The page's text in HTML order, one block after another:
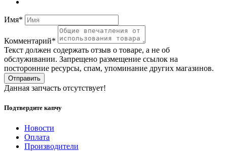
Имя*
Комментарий*
Текст должен содержать отзыв о товаре, а не об
обслуживании. Запрещено размещение ссылок на
посторонние ресурсы, спам, упоминание других магазинов.
Отправить
Данная запчасть отсутствует!
Подтвердите капчу
Новости
Оплата
Производители